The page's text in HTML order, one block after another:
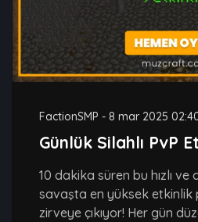
FactionSMP - 8 mar 2025
Günlük Silahlı PvP
10 dakika süren bu hızlı ve
savaşta en yüksek etkinlik
zirveye çıkıyor! Her gün